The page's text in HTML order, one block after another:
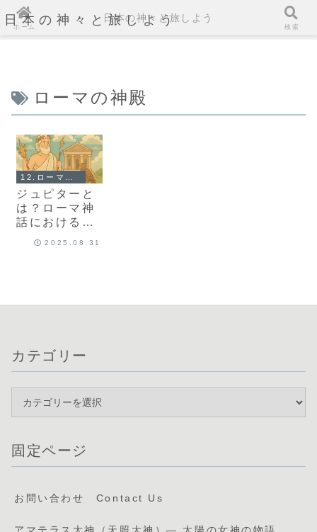
日本の神々と旅しよう
ローマの神殿
ジュピターと
は？ローマ神
話における最
2025.08.31
カテゴリー
固定ページ
お問い合わせ Contact Us
アマテラス大神（天照大神）— 太陽の女神の物語
ホーム
日本の神々と旅しよう
検索